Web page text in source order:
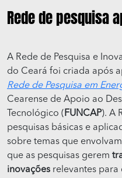
Rede de pesquisa
A Rede de Pesquisa e
do Ceará foi criada após
Rede de Pesquisa em
Cearense de Apoio ao
Tecnológico ( FUNCAP). A
pesquisas básicas e
sobre temas que envolvam
que as pesquisas gerem
inovações relevantes para